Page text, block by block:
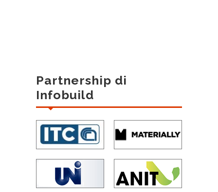
Partnership di
Infobuild